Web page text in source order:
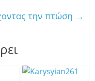
την πτώση →